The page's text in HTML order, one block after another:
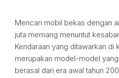
Mencari mobil bekas dengan
juta memang menuntut
Kendaraan yang ditawarkan di
merupakan model-model
berasal dari era awal tahun